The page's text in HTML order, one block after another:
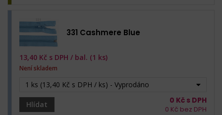
331 Cashmere Blue
1 ks (13,40 Kč s DPH / ks) - Vyprodáno
Hlídat
13,40 Kč s DPH / bal. (1 ks)
Není skladem
0 Kč s DPH
0 Kč bez DPH